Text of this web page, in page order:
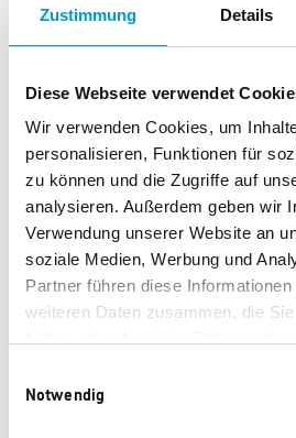
Zustimmung Details
Diese Webseite verwendet
Wir verwenden Cookies, um
personalisieren, Funktionen für
zu können und die Zugriffe auf
analysieren. Außerdem geben wir
Verwendung unserer Website an
soziale Medien, Werbung und
Partner führen diese
weiteren Daten zusammen, die
Notwendig
Weber Gasgrill Spirit E-325
GBS
64.140 Punkte
Apple iPhone 16e